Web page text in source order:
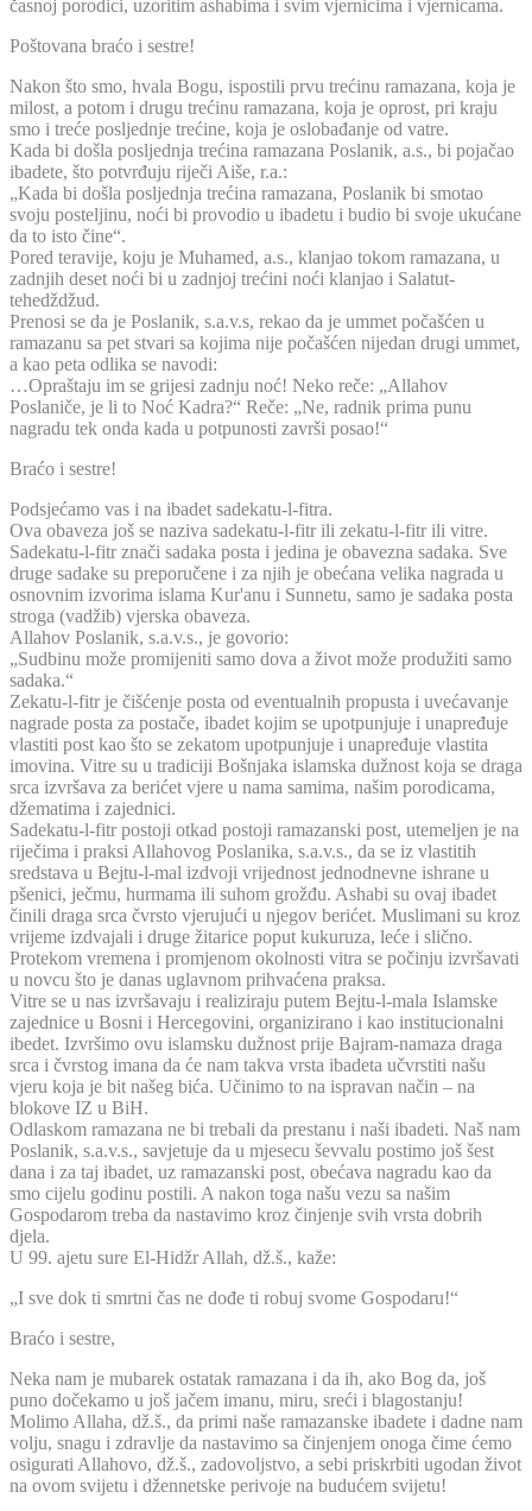
časnoj porodici, uzoritim ashabima i svim vjernicima i vjernicama.
Poštovana braćo i sestre!
Nakon što smo, hvala Bogu, ispostili prvu trećinu ramazana, koja je
milost, a potom i drugu trećinu ramazana, koja je oprost, pri kraju
smo i treće posljednje trećine, koja je oslobađanje od vatre.
Kada bi došla posljednja trećina ramazana Poslanik, a.s., bi pojačao
ibadete, što potvrđuju riječi Aiše, r.a.:
„Kada bi došla posljednja trećina ramazana, Poslanik bi smotao
svoju posteljinu, noći bi provodio u ibadetu i budio bi svoje ukućane
da to isto čine“.
Pored teravije, koju je Muhamed, a.s., klanjao tokom ramazana, u
zadnjih deset noći bi u zadnjoj trećini noći klanjao i Salatut-
tehedždžud.
Prenosi se da je Poslanik, s.a.v.s, rekao da je ummet počašćen u
ramazanu sa pet stvari sa kojima nije počašćen nijedan drugi ummet,
a kao peta odlika se navodi:
…Opraštaju im se grijesi zadnju noć! Neko reče: „Allahov
Poslaniče, je li to Noć Kadra?“ Reče: „Ne, radnik prima punu
nagradu tek onda kada u potpunosti završi posao!“
Braćo i sestre!
Podsjećamo vas i na ibadet sadekatu-l-fitra.
Ova obaveza još se naziva sadekatu-l-fitr ili zekatu-l-fitr ili vitre.
Sadekatu-l-fitr znači sadaka posta i jedina je obavezna sadaka. Sve
druge sadake su preporučene i za njih je obećana velika nagrada u
osnovnim izvorima islama Kur'anu i Sunnetu, samo je sadaka posta
stroga (vadžib) vjerska obaveza.
Allahov Poslanik, s.a.v.s., je govorio:
„Sudbinu može promijeniti samo dova a život može produžiti samo
sadaka.“
Zekatu-l-fitr je čišćenje posta od eventualnih propusta i uvećavanje
nagrade posta za postače, ibadet kojim se upotpunjuje i unapređuje
vlastiti post kao što se zekatom upotpunjuje i unapređuje vlastita
imovina. Vitre su u tradiciji Bošnjaka islamska dužnost koja se draga
srca izvršava za berićet vjere u nama samima, našim porodicama,
džematima i zajednici.
Sadekatu-l-fitr postoji otkad postoji ramazanski post, utemeljen je na
riječima i praksi Allahovog Poslanika, s.a.v.s., da se iz vlastitih
sredstava u Bejtu-l-mal izdvoji vrijednost jednodnevne ishrane u
pšenici, ječmu, hurmama ili suhom grožđu. Ashabi su ovaj ibadet
činili draga srca čvrsto vjerujući u njegov berićet. Muslimani su kroz
vrijeme izdvajali i druge žitarice poput kukuruza, leće i slično.
Protekom vremena i promjenom okolnosti vitra se počinju izvršavati
u novcu što je danas uglavnom prihvaćena praksa.
Vitre se u nas izvršavaju i realiziraju putem Bejtu-l-mala Islamske
zajednice u Bosni i Hercegovini, organizirano i kao institucionalni
ibedet. Izvršimo ovu islamsku dužnost prije Bajram-namaza draga
srca i čvrstog imana da će nam takva vrsta ibadeta učvrstiti našu
vjeru koja je bit našeg bića. Učinimo to na ispravan način – na
blokove IZ u BiH.
Odlaskom ramazana ne bi trebali da prestanu i naši ibadeti. Naš nam
Poslanik, s.a.v.s., savjetuje da u mjesecu ševvalu postimo još šest
dana i za taj ibadet, uz ramazanski post, obećava nagradu kao da
smo cijelu godinu postili. A nakon toga našu vezu sa našim
Gospodarom treba da nastavimo kroz činjenje svih vrsta dobrih
djela.
U 99. ajetu sure El-Hidžr Allah, dž.š., kaže:
„I sve dok ti smrtni čas ne dođe ti robuj svome Gospodaru!“
Braćo i sestre,
Neka nam je mubarek ostatak ramazana i da ih, ako Bog da, još
puno dočekamo u još jačem imanu, miru, sreći i blagostanju!
Molimo Allaha, dž.š., da primi naše ramazanske ibadete i dadne nam
volju, snagu i zdravlje da nastavimo sa činjenjem onoga čime ćemo
osigurati Allahovo, dž.š., zadovoljstvo, a sebi priskrbiti ugodan život
na ovom svijetu i džennetske perivoje na budućem svijetu!